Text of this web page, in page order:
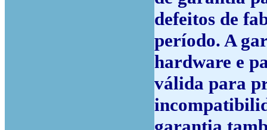
defeitos de
período. A
hardware e
válida para